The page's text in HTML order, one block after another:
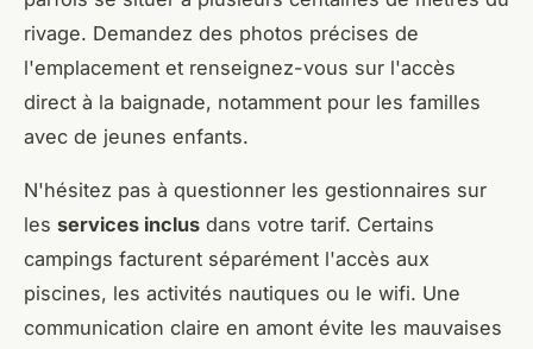
rivage. Demandez des photos précises de
l'emplacement et renseignez-vous sur l'accès
direct à la baignade, notamment pour les familles
avec de jeunes enfants.
N'hésitez pas à questionner les gestionnaires sur
les services inclus dans votre tarif. Certains
campings facturent séparément l'accès aux
piscines, les activités nautiques ou le wifi. Une
communication claire en amont évite les mauvaises